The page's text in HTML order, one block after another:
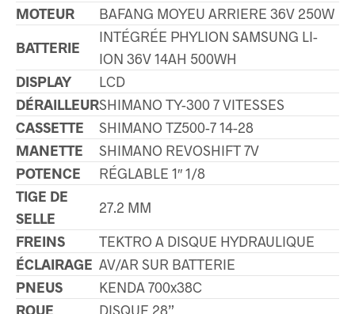
MOTEUR
BAFANG MOYEU ARRIERE 36V 250W
BATTERIE
INTÉGRÉE PHYLION SAMSUNG LI-
ION 36V 14AH 500WH
DISPLAY
LCD
DÉRAILLEURSHIMANO TY-300 7 VITESSES
CASSETTE
SHIMANO TZ500-7 14-28
MANETTE
SHIMANO REVOSHIFT 7V
POTENCE
RÉGLABLE 1″ 1/8
TIGE DE
SELLE
27.2 MM
FREINS
TEKTRO A DISQUE HYDRAULIQUE
ÉCLAIRAGE AV/AR SUR BATTERIE
PNEUS
KENDA 700x38C
ROUE
DISQUE 28”